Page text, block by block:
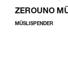
ZEROUNO
MÜSLISPENDER